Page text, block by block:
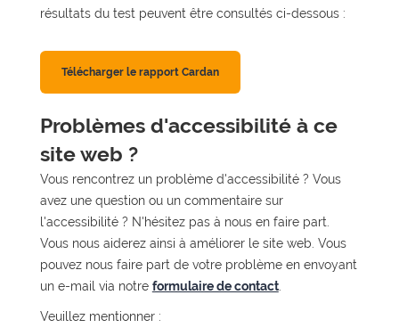
résultats du test peuvent être consultés ci-dessous :
Télécharger le rapport Cardan
Problèmes d'accessibilité à ce
site web ?
Vous rencontrez un problème d'accessibilité ? Vous
avez une question ou un commentaire sur
l'accessibilité ? N'hésitez pas à nous en faire part.
Vous nous aiderez ainsi à améliorer le site web. Vous
pouvez nous faire part de votre problème en envoyant
un e-mail via notre formulaire de contact.
Veuillez mentionner :